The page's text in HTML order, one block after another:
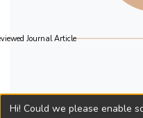
Journal Article
Hi! Could we please enable